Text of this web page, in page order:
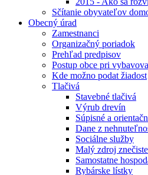
Sčítanie obyvateľov
Obecný úrad
Zamestnanci
Organizačný poriadok
Prehľad predpisov
Postup obce pri
Kde možno podat žiadost
Tlačivá
Stavebné tlačivá
Výrub drevín
Súpisné a
Dane z
Sociálne služby
Malý zdroj
Samostatne
Rybárske lístky